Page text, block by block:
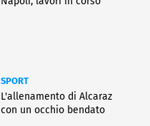
SPORT
L'allenamento di Alcaraz
con un occhio bendato